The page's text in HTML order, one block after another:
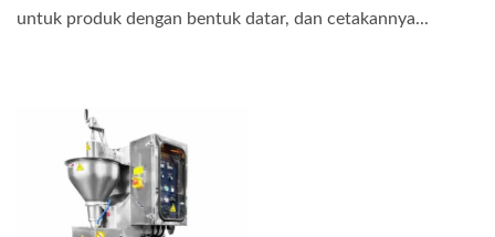
untuk produk dengan bentuk datar, dan cetakannya...